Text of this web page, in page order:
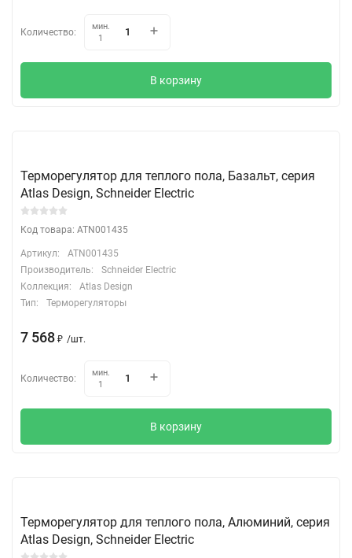
Количество:
мин.
1
В корзину
Терморегулятор для теплого пола, Базальт, серия
Atlas Design, Schneider Electric
Код товара: ATN001435
Артикул:
ATN001435
Производитель:
Schneider Electric
Коллекция:
Atlas Design
Тип:
Терморегуляторы
7 568 ₽ /шт.
Количество:
мин.
1
В корзину
Терморегулятор для теплого пола, Алюминий, серия
Atlas Design, Schneider Electric